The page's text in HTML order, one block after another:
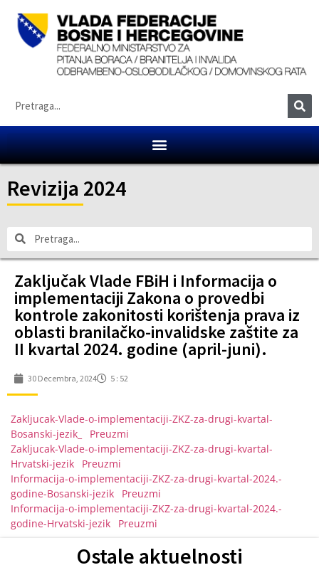
Revizija 2024
Zaključak Vlade FBiH i Informacija o
implementaciji Zakona o provedbi
kontrole zakonitosti korištenja prava iz
oblasti branilačko-invalidske zaštite za
II kvartal 2024. godine (april-juni).
30 Decembra, 2024 5 : 52
Zakljucak-Vlade-o-implementaciji-ZKZ-za-drugi-kvartal-
Bosanski-jezik_
Preuzmi
Zakljucak-Vlade-o-implementaciji-ZKZ-za-drugi-kvartal-
Hrvatski-jezik
Preuzmi
Informacija-o-implementaciji-ZKZ-za-drugi-kvartal-2024.-
godine-Bosanski-jezik
Preuzmi
Informacija-o-implementaciji-ZKZ-za-drugi-kvartal-2024.-
godine-Hrvatski-jezik
Preuzmi
Ostale aktuelnosti